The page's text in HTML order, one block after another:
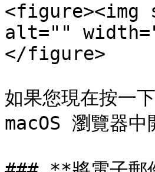
<figure><img
alt=""
</figure>
如果您現在按一
macOS 瀏覽器中